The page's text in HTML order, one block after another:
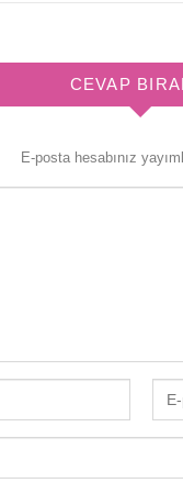
CEVAP
E-posta hesabınız